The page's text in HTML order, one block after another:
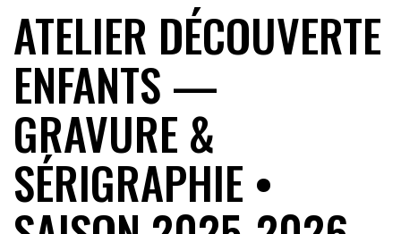
ATELIER DÉCOUVERTE
ENFANTS —
GRAVURE &
SÉRIGRAPHIE •